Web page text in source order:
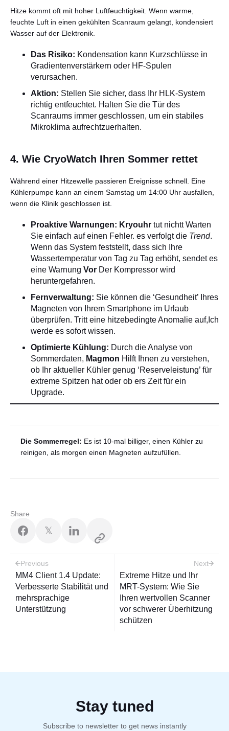
Hitze kommt oft mit hoher Luftfeuchtigkeit. Wenn warme,
feuchte Luft in einen gekühlten Scanraum gelangt, kondensiert
Wasser auf der Elektronik.
Das Risiko: Kondensation kann Kurzschlüsse in
Gradientenverstärkern oder HF-Spulen
verursachen.
Aktion: Stellen Sie sicher, dass Ihr HLK-System
richtig entfeuchtet. Halten Sie die Tür des
Scanraums immer geschlossen, um ein stabiles
Mikroklima aufrechtzuerhalten.
4. Wie CryoWatch Ihren Sommer rettet
Während einer Hitzewelle passieren Ereignisse schnell. Eine
Kühlerpumpe kann an einem Samstag um 14:00 Uhr ausfallen,
wenn die Klinik geschlossen ist.
Proaktive Warnungen: Kryouhr tut nichtt Warten
Sie einfach auf einen Fehler. es verfolgt die Trend.
Wenn das System feststellt, dass sich Ihre
Wassertemperatur von Tag zu Tag erhöht, sendet es
eine Warnung Vor Der Kompressor wird
heruntergefahren.
Fernverwaltung: Sie können die ‘Gesundheit’ Ihres
Magneten von Ihrem Smartphone im Urlaub
überprüfen. Tritt eine hitzebedingte Anomalie auf,Ich
werde es sofort wissen.
Optimierte Kühlung: Durch die Analyse von
Sommerdaten, Magmon Hilft Ihnen zu verstehen,
ob Ihr aktueller Kühler genug ‘Reserveleistung’ für
extreme Spitzen hat oder ob ers Zeit für ein
Upgrade.
Die Sommerregel: Es ist 10-mal billiger, einen Kühler zu
reinigen, als morgen einen Magneten aufzufüllen.
Share
𝕏
Post
navigation
Previous
MM4 Client 1.4 Update:
Verbesserte Stabilität und
mehrsprachige
Unterstützung
Next
Extreme Hitze und Ihr
MRT-System: Wie Sie
Ihren wertvollen Scanner
vor schwerer Überhitzung
schützen
Stay tuned
Subscribe to newsletter to get news instantly